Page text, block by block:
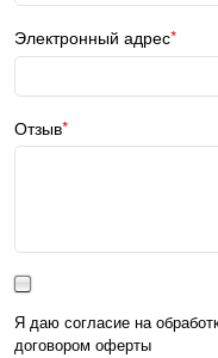
Электронный адрес
Отзыв
Я даю согласие на
договором оферты